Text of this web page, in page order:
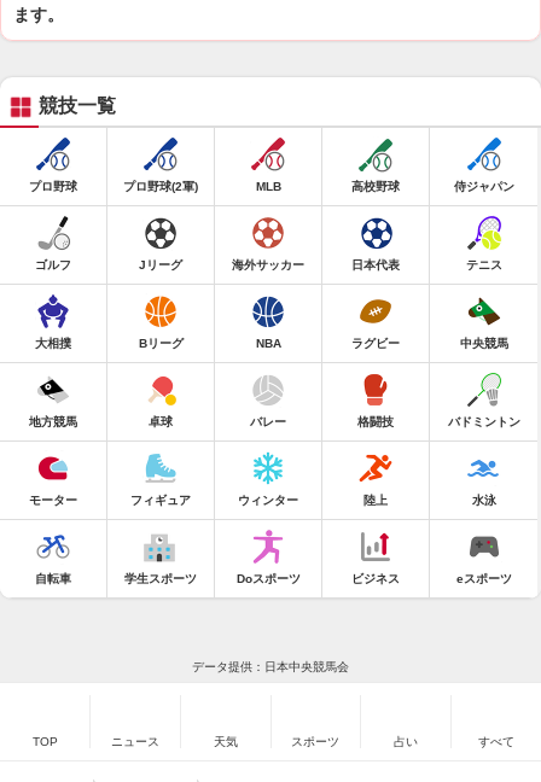
ます。
競技一覧
プロ野球 プロ野球(2軍) MLB 高校野球 侍ジャパン
ゴルフ Jリーグ 海外サッカー 日本代表 テニス
大相撲 Bリーグ NBA ラグビー 中央競馬
地方競馬 卓球 バレー 格闘技 バドミントン
モーター フィギュア ウィンター 陸上 水泳
自転車 学生スポーツ Doスポーツ ビジネス eスポーツ
データ提供：日本中央競馬会
TOP ニュース 天気 スポーツ 占い すべて